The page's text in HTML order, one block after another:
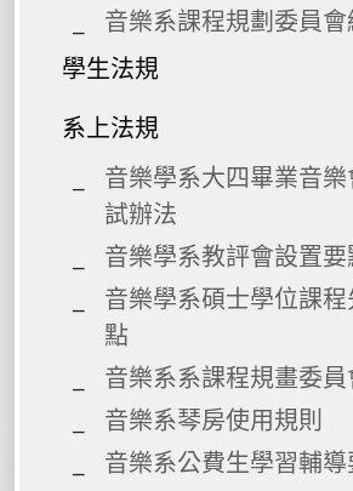
音樂系課程規劃委員
學生法規
系上法規
音樂學系大四畢業音
試辦法
音樂學系教評會設置要
音樂學系碩士學位課
點
音樂系系課程規畫委
音樂系琴房使用規則
音樂系公費生學習輔